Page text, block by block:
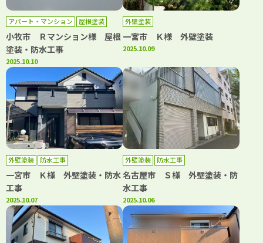
アパート・マンション
屋根塗装
防水工事
小牧市 Ｒマンション様 屋根
塗装・防水工事
2025.10.10
外壁塗装
一宮市 Ｋ様 外壁塗装
2025.10.09
外壁塗装 防水工事
一宮市 Ｋ様 外壁塗装・防水
工事
2025.10.07
外壁塗装 防水工事
名古屋市 Ｓ様 外壁塗装・防
水工事
2025.10.06